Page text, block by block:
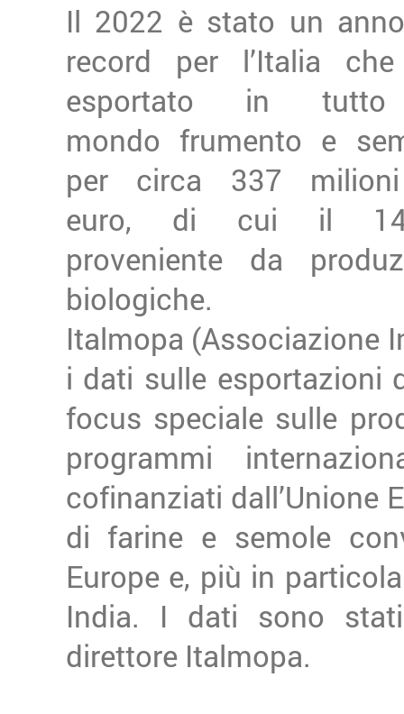
Il 2022 è stato un
record per l’Italia
esportato in
mondo frumento e
per circa 337
euro, di cui il
proveniente da
biologiche.
Italmopa (Associazione
i dati sulle esportazioni
focus speciale sulle
programmi
cofinanziati dall’Unione
di farine e semole
Europe e, più in
India. I dati sono
direttore Italmopa.